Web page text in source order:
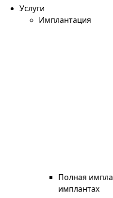
Услуги
Имплантация
Полная
имплантах